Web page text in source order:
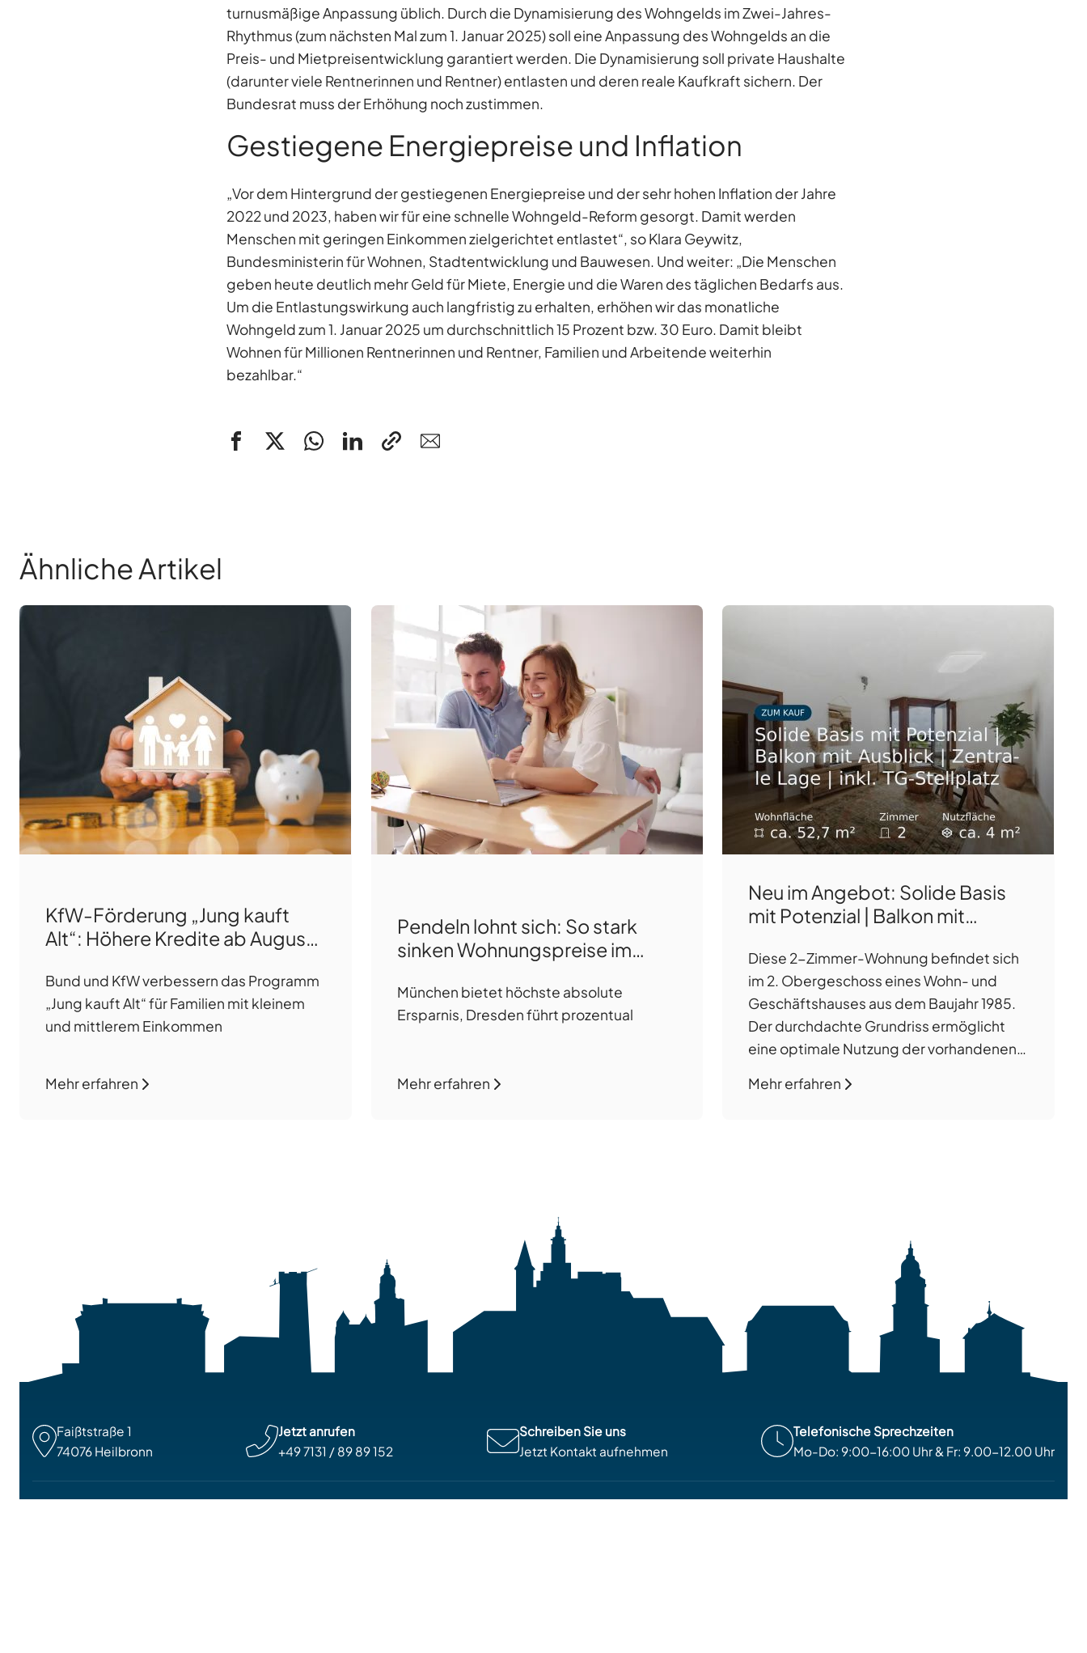
turnusmäßige Anpassung üblich. Durch die Dynamisierung des Wohngelds im Zwei-Jahres-
Rhythmus (zum nächsten Mal zum 1. Januar 2025) soll eine Anpassung des Wohngelds an die
Preis- und Mietpreisentwicklung garantiert werden. Die Dynamisierung soll private Haushalte
(darunter viele Rentnerinnen und Rentner) entlasten und deren reale Kaufkraft sichern. Der
Bundesrat muss der Erhöhung noch zustimmen.
Gestiegene Energiepreise und Inflation
„Vor dem Hintergrund der gestiegenen Energiepreise und der sehr hohen Inflation der Jahre
2022 und 2023, haben wir für eine schnelle Wohngeld-Reform gesorgt. Damit werden
Menschen mit geringen Einkommen zielgerichtet entlastet“, so Klara Geywitz,
Bundesministerin für Wohnen, Stadtentwicklung und Bauwesen. Und weiter: „Die Menschen
geben heute deutlich mehr Geld für Miete, Energie und die Waren des täglichen Bedarfs aus.
Um die Entlastungswirkung auch langfristig zu erhalten, erhöhen wir das monatliche
Wohngeld zum 1. Januar 2025 um durchschnittlich 15 Prozent bzw. 30 Euro. Damit bleibt
Wohnen für Millionen Rentnerinnen und Rentner, Familien und Arbeitende weiterhin
bezahlbar.“
Ähnliche Artikel
KfW-Förderung „Jung kauft
Alt“: Höhere Kredite ab August
Bund und KfW verbessern das Programm
„Jung kauft Alt“ für Familien mit kleinem
und mittlerem Einkommen
Mehr erfahren
Pendeln lohnt sich: So stark
sinken Wohnungspreise im
München bietet höchste absolute
Ersparnis, Dresden führt prozentual
Mehr erfahren
Neu im Angebot: Solide Basis
mit Potenzial | Balkon mit
TG-Stellplatz
Diese 2-Zimmer-Wohnung befindet sich
im 2. Obergeschoss eines Wohn- und
Geschäftshauses aus dem Baujahr 1985.
Der durchdachte Grundriss ermöglicht
eine optimale Nutzung der vorhandenen
Wohngefühl. Zur Wohnung gehört ein
Mehr erfahren
Faißtstraße 1
74076 Heilbronn
Jetzt anrufen
+49 7131 / 89 89 152
Schreiben Sie uns
Jetzt Kontakt aufnehmen
Telefonische Sprechzeiten
Mo-Do: 9:00-16:00 Uhr & Fr: 9.00-12.00 Uhr